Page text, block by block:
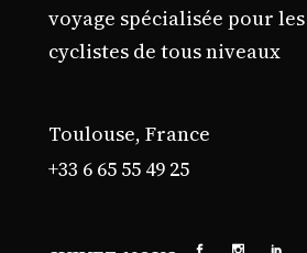
voyage spécialisée pour les
cyclistes de tous niveaux
Toulouse, France
+33 6 65 55 49 25